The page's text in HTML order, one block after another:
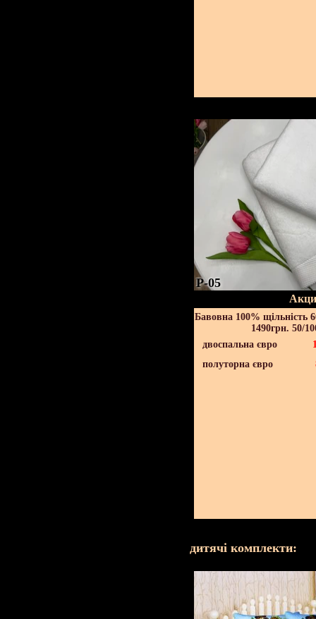
P-05
Бавовна 100% щільність
1490грн. 50/
двоспальна євро
полуторна євро
дитячі комплекти: